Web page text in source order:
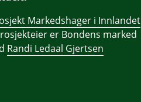
Markedshager i Innlandet
er Bondens marked
Randi Ledaal Gjertsen